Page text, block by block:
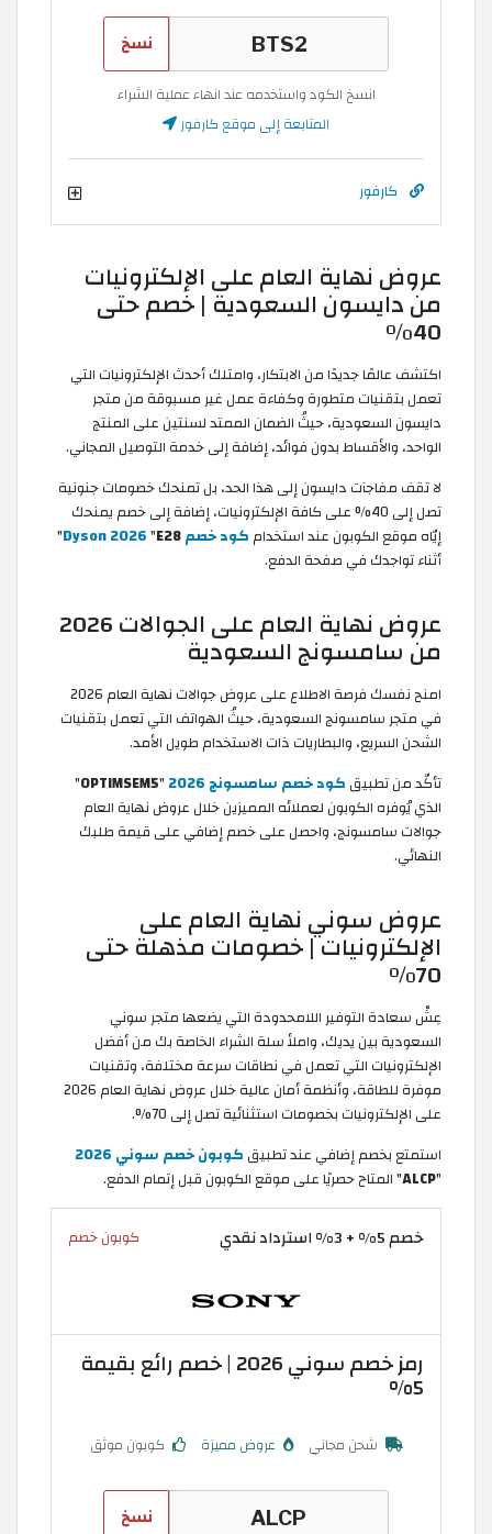
نسخ
انسخ الكود واستخدمه عند انهاء عملية الشراء
المتابعة إلى موقع كارفور
كارفور
عروض نهاية العام على الإلكترونيات
من دايسون السعودية | خصم حتى
40%
اكتشف عالمًا جديدًا من الابتكار، وامتلك أحدث الإلكترونيات التي
تعمل بتقنيات متطورة وكفاءة عمل غير مسبوقة من متجر
دايسون السعودية، حيثُ الضمان الممتد لسنتين على المنتج
الواحد، والأقساط بدون فوائد، إضافة إلى خدمة التوصيل المجاني.
لا تقف مفاجآت دايسون إلى هذا الحد، بل تمنحك خصومات جنونية
تصل إلى 40% على كافة الإلكترونيات، إضافة إلى خصم يمنحك
إيّاه موقع الكوبون عند استخدام كود خصم Dyson 2026 "E28
"
أثناء تواجدك في صفحة الدفع.
عروض نهاية العام على الجوالات 2026
من سامسونج السعودية
امنح نفسك فرصة الاطلاع على عروض جوالات نهاية العام 2026
في متجر سامسونج السعودية، حيثُ الهواتف التي تعمل بتقنيات
الشحن السريع، والبطاريات ذات الاستخدام طويل الأمد.
تأكّد من تطبيق كود خصم سامسونج 2026 "
OPTIMSEM5
"
الذي يُوفره الكوبون لعملائه المميزين خلال عروض نهاية العام
جوالات سامسونج، واحصل على خصم إضافي على قيمة طلبك
النهائي.
عروض سوني نهاية العام على
الإلكترونيات | خصومات مذهلة حتى
70%
عِشْ سعادة التوفير اللامحدودة التي يضعها متجر سوني
السعودية بين يديك، واملأ سلة الشراء الخاصة بك من أفضل
الإلكترونيات التي تعمل في نطاقات سرعة مختلفة، وتقنيات
موفرة للطاقة، وأنظمة أمان عالية خلال عروض نهاية العام 2026
على الإلكترونيات بخصومات استثنائية تصل إلى 70%.
استمتع بخصم إضافي عند تطبيق كوبون خصم سوني 2026
"
ALCP" المتاح حصريًا على موقع الكوبون قبل إتمام الدفع.
خصم 5% + 3% استرداد نقدي كوبون خصم
رمز خصم سوني 2026 | خصم رائع بقيمة
5%
شحن مجاني عروض مميزة كوبون موثق
نسخ